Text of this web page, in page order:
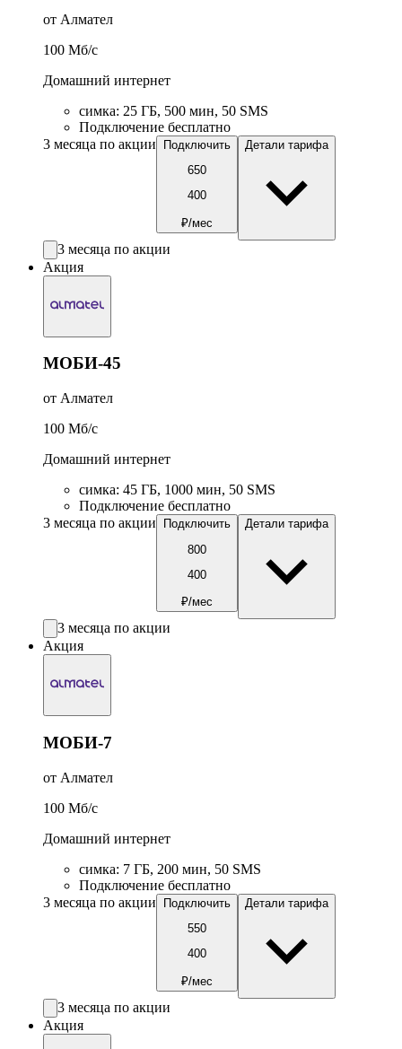
от Алмател
100 Мб/c
Домашний интернет
симка: 25 ГБ, 500 мин, 50 SMS
Подключение бесплатно
3 месяца по акции
Подключить
650
400
₽/мес
Детали тарифа
3 месяца по акции
Акция
МОБИ-45
от Алмател
100 Мб/c
Домашний интернет
симка: 45 ГБ, 1000 мин, 50 SMS
Подключение бесплатно
3 месяца по акции
Подключить
800
400
₽/мес
Детали тарифа
3 месяца по акции
Акция
МОБИ-7
от Алмател
100 Мб/c
Домашний интернет
симка: 7 ГБ, 200 мин, 50 SMS
Подключение бесплатно
3 месяца по акции
Подключить
550
400
₽/мес
Детали тарифа
3 месяца по акции
Акция